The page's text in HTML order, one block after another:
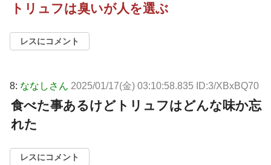
トリュフは臭いが人を選ぶ
レスにコメント
8: ななしさん 2025/01/17(金) 03:10:58.835 ID:3/XBxBQ70
食べた事あるけどトリュフはどんな味か忘
れた
レスにコメント